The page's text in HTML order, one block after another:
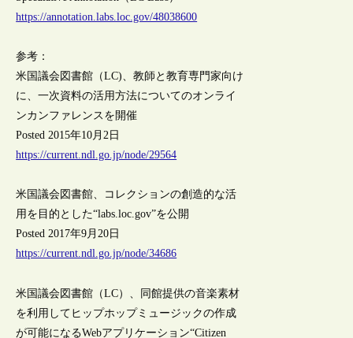
https://annotation.labs.loc.gov/48038600
参考：
米国議会図書館（LC)、教師と教育専門家向け
に、一次資料の活用方法についてのオンライ
ンカンファレンスを開催
Posted 2015年10月2日
https://current.ndl.go.jp/node/29564
米国議会図書館、コレクションの創造的な活
用を目的とした“labs.loc.gov”を公開
Posted 2017年9月20日
https://current.ndl.go.jp/node/34686
米国議会図書館（LC）、同館提供の音楽素材
を利用してヒップホップミュージックの作成
が可能になるWebアプリケーション“Citizen